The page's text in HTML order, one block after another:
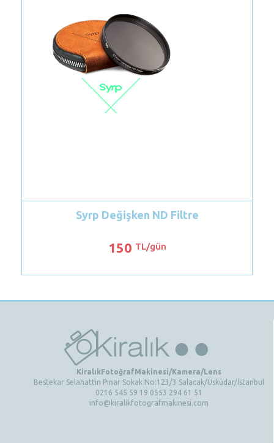
Syrp Değişken ND Filtre
TL/gün
KiralıkFotoğrafMakinesi/Kamera/Lens
Bestekar Selahattin Pınar Sokak No:123/3 Salacak/Üsküdar/İstanbul
0216 545 59 19 0553 294 61 51
info@kiralikfotografmakinesi.com